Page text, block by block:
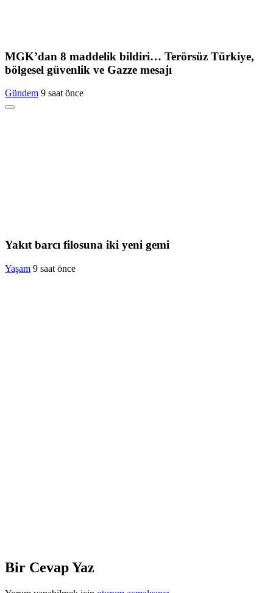
MGK’dan 8 maddelik bildiri… Terörsüz Türkiye,
bölgesel güvenlik ve Gazze mesajı
Gündem 9 saat önce
Yakıt barcı filosuna iki yeni gemi
Yaşam 9 saat önce
Bir Cevap Yaz